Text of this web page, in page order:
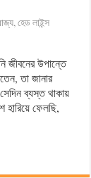
,হেড লাইন্স
জীবনের উপান্তে
তা জানার
ব্যস্ত থাকায়
ফেলছি,